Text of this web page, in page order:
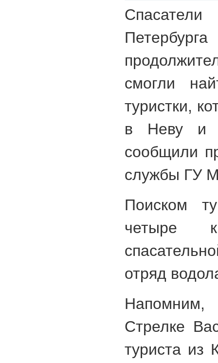
смогли
туристки,
в Неву и
сообщили
службы ГУ
Поиском
четыре
отряд
Стрелке
туриста из